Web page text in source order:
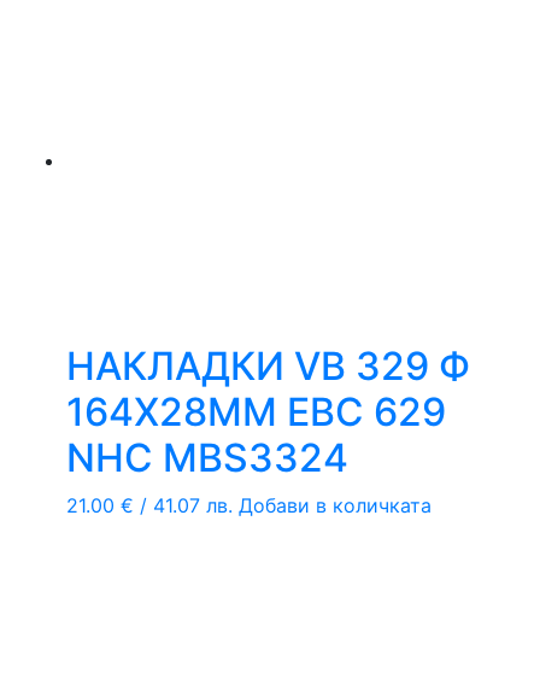
НАКЛАДКИ VB 329 Ф
164Х28ММ EBC 629
NHC MBS3324
21.00 € / 41.07 лв. Добави в количката